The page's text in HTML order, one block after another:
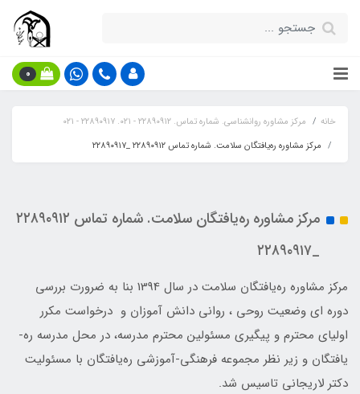
0
خانه
مرکز مشاوره روانشناسی. شماره تماس. ۲۲۸۹۰۹۱۲ - ۰۲۱. ۲۲۸۹۰۹۱۷ - ۰۲۱
مرکز مشاوره ره‌یافتگان سلامت. شماره تماس ۲۲۸۹۰۹۱۲ _۲۲۸۹۰۹۱۷
مرکز مشاوره ره‌یافتگان سلامت. شماره تماس ۲۲۸۹۰۹۱۲
_۲۲۸۹۰۹۱۷
مرکز مشاوره ره­‌یافتگان سلامت در سال 1394 بنا به ضرورت بررسی
دوره ای وضعیت روحی ، روانی دانش آموزان و درخواست مکرر
اولیای محترم و پیگیری مسئولین محترم مدرسه، در محل مدرسه ره‌­
یافتگان و زیر نظر مجموعه فرهنگی-آموزشی ره­‌یافتگان با مسئولیت
دکتر لاریجانی تاسیس شد.